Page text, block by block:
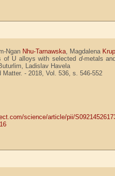
Ngan Nhu-Tarnawska, Magdalena
of U alloys with selected d-metals
Ladislav Havela
Matter. - 2018, Vol. 536, s. 546-552
science/article/pii/